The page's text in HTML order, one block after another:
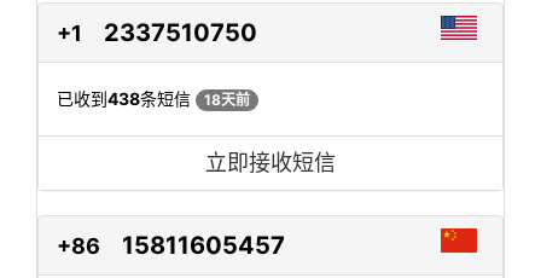
+1 2337510750
已收到438条短信 18天前
立即接收短信
+86 15811605457